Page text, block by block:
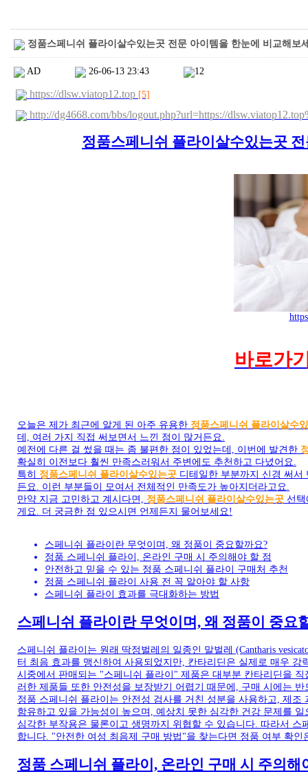
정품스페니쉬 플라이살수있는곳 전문 아이템을 한눈에 비교해보
AD 26-06-13 23:43 12
https://dlsw.viatop12.top [5]
http://dg4668.com/bbs/logout.php?url=https://
정품스페니쉬 플라이살수있는곳
바로가
오늘은 제가 최근에 알게 된 아주 유용한 정품스페니쉬 플라이살수
데, 여러 가지 직접 써보면서 느낀 점이 많거든요.
예전에 다른 걸 썼을 때는 좀 불편한 점이 있었는데, 이번에 발견한
확실히 이전보다 훨씬 만족스러워서 주변에도 추천하고 다녔어요.
특히 정품스페니쉬 플라이살수있는곳 디테일한 부분까지 신경 써
든요. 이런 부분들이 모여서 전체적인 만족도가 높아지더라고요.
만약 지금 고민하고 계시다면, 정품스페니쉬 플라이살수있는곳 선택
게요. 더 궁금한 점 있으시면 언제든지 물어보세요!
스페니쉬 플라이란 무엇이며, 왜 정품이 중요할까요?
정품 스페니쉬 플라이, 온라인 구매 시 주의해야 할 점
안전하고 믿을 수 있는 정품 스페니쉬 플라이 구매처 추천
정품 스페니쉬 플라이 사용 전 꼭 알아야 할 사항
스페니쉬 플라이 효과를 극대화하는 방법
스페니쉬 플라이란 무엇이며, 왜 정품이 중요
스페니쉬 플라이는 원래 딱정벌레의 일종인 말벌레 (Cantharis
터 최음 효과를 맹신하여 사용되었지만, 칸타리딘은 실제로 매우
시중에서 판매되는 "스페니쉬 플라이" 제품은 대부분 칸타리딘을
러한 제품들 또한 안전성을 보장받기 어렵기 때문에, 구매 시에는
정품 스페니쉬 플라이는 안전성 검사를 거친 성분을 사용하고, 제
함유하고 있을 가능성이 높으며, 예상치 못한 심각한 건강 문제를
심각한 부작용은 물론이고 생명까지 위협할 수 있습니다. 따라서
합니다. "안전한 여성 최음제 구매 방법"을 찾는다면 정품 여부 확인
정품 스페니쉬 플라이, 온라인 구매 시 주의해